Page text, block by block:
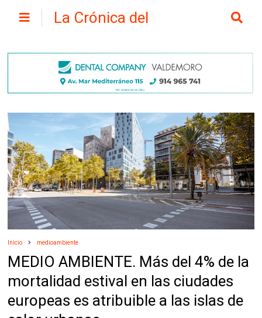
La Crónica del
Inicio medioambiente
MEDIO AMBIENTE. Más del 4% de la
mortalidad estival en las ciudades
europeas es atribuible a las islas de